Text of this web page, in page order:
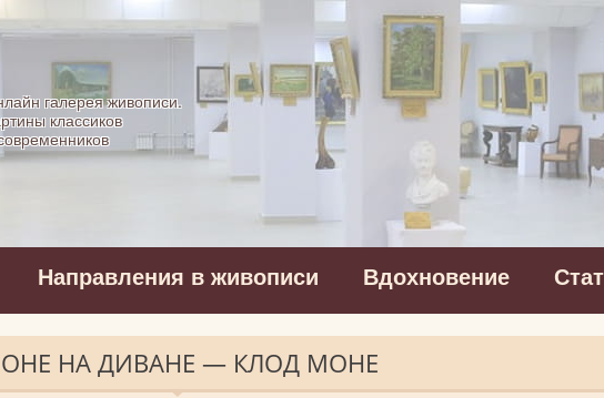
- картинная галерея
галерея живописи.
классиков
Направления в живописи Вдохновение
НА ДИВАНЕ — КЛОД МОНЕ